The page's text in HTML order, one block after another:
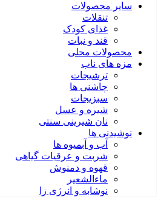
سایر محصولات
تنقلات
غذای کودک
قند و نبات
محصولات محلی
مزه های ناب
ترشیجات
چاشنی ها
سبزیجات
شیره و عسل
نان شیرینی سنتی
نوشیدنی ها
آب و آبمیوه ها
شربت و عرقیات گیاهی
قهوه و دمنوش
ماءالشعیر
نوشابه و انرژی زا